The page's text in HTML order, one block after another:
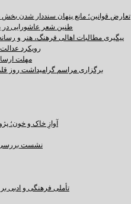
تعارض قوانین؛ مانع پنهان سنددار شدن
طنین شعر عاشورایی
پیگیری مطالبات اهالی فرهنگ، هنر و
رویکرد
مهلت
برگزاری مراسم گرامیداشت روز
آوازِ خاک و خون؛ پژواک همدلی شاعران ۱۲
نشست بررسی
تأملی فرهنگی و ادبی